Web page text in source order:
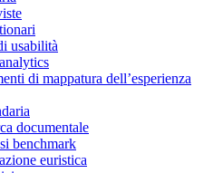
usabilità
di mappatura dell’esperienza
documentale
benchmark
euristica